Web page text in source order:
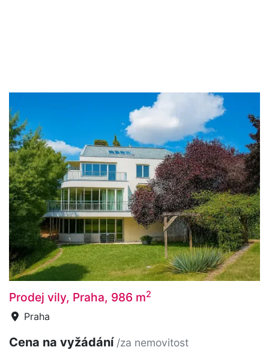
Prodej vily, Praha, 986 m2
Praha
Cena na vyžádání /za nemovitost